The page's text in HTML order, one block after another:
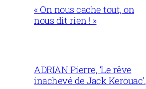
« On nous cache tout, on
nous dit rien ! »
ADRIAN Pierre, ‘Le rêve
inachevé de Jack Kerouac’.